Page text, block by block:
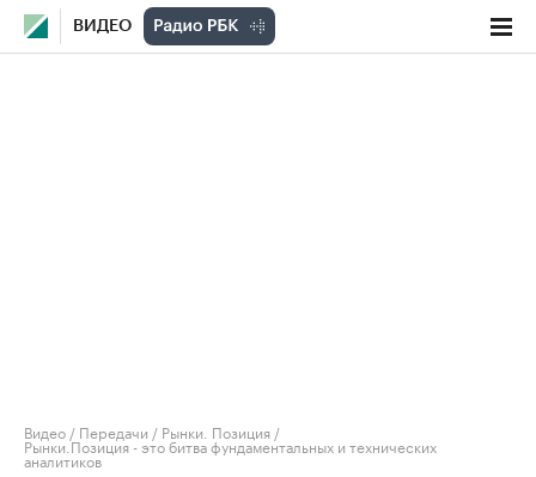
ВИДЕО
Видео / Передачи / Рынки. Позиция /
Рынки.Позиция - это битва фундаментальных и технических
аналитиков